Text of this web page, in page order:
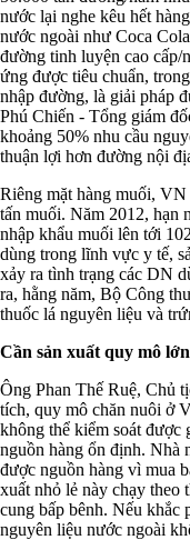
nước lại nghe kêu hết
nước ngoài như Coca
đường tinh luyện cao cấp/
ứng được tiêu chuẩn,
nhập đường, là giải pháp
Phú Chiến - Tổng giám
khoảng 50% nhu cầu
thuận lợi hơn đường nội
Riêng mặt hàng muối, VN
tấn muối. Năm 2012, hạn
nhập khẩu muối lên tới
dùng trong lĩnh vực y tế,
xảy ra tình trạng các DN
ra, hằng năm, Bộ Công
thuốc lá nguyên liệu và
Cần sản xuất quy mô lớn
Ông Phan Thế Ruệ, Chủ
tích, quy mô chăn nuôi ở
không thể kiểm soát được
nguồn hàng ổn định. Nhà
được nguồn hàng vì mua
xuất nhỏ lẻ này chạy theo
cung bấp bênh. Nếu khắc
nguyên liệu nước ngoài